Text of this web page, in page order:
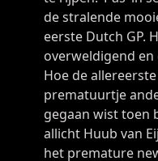
de stralende
eerste Dutch GP.
overweldigend en
Hoe de
prematuurtje
gegaan wist toen
allicht Huub van
het premature